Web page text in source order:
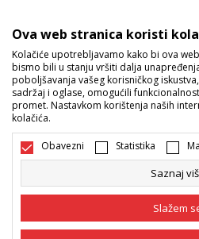
Bosna i Hercegovina
Nastojimo da budemo što precizniji u
i bez grešaka. Svi artikli prikazani na
podrazumijeva da su dostupni u
Ova web stranica koristi
Kolačiće upotrebljavamo kako bi ova
bismo bili u stanju vršiti dalja
poboljšavanja vašeg korisničkog
sadržaj i oglase, omogućili
promet. Nastavkom korištenja naših
kolačića.
Obavezni Statistika
Saznaj
Slažem